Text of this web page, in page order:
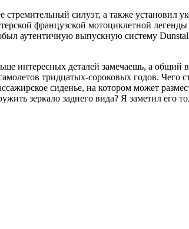
стремительный силуэт, а также установил
французской мотоциклетной
аутентичную выпускную систему
интересных деталей замечаешь, а
тридцатых-сороковых годов. Чего
сиденье, на котором может
зеркало заднего вида? Я заметил его